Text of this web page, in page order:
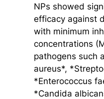
NPs showed
efficacy against
with minimum
concentrations
pathogens such
aureus*,
*Enterococcus
*Candida